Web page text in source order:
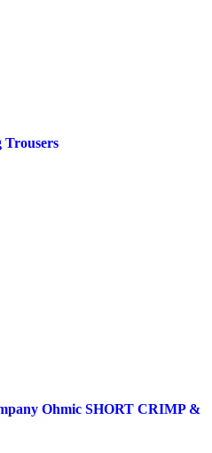
Ohmic SHORT CRIMP &